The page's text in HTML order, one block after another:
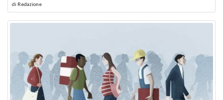
di Redazione